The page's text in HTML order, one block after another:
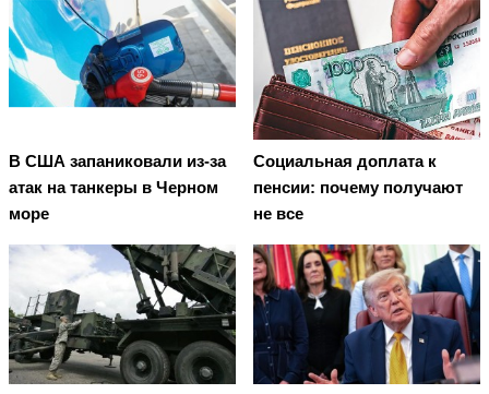
В США запаниковали из-за
атак на танкеры в Черном
море
Социальная доплата к
пенсии: почему получают
не все